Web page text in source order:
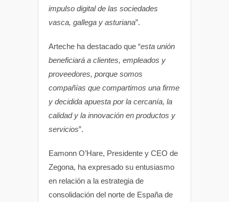
impulso digital de las sociedades
vasca, gallega y asturiana”.
Arteche ha destacado que “esta unión
beneficiará a clientes, empleados y
proveedores, porque somos
compañías que compartimos una firme
y decidida apuesta por la cercanía, la
calidad y la innovación en productos y
servicios”.
Eamonn O’Hare, Presidente y CEO de
Zegona, ha expresado su entusiasmo
en relación a la estrategia de
consolidación del norte de España de